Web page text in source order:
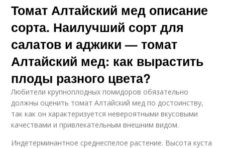
Томат Алтайский мед описание
сорта. Наилучший сорт для
салатов и аджики — томат
Алтайский мед: как вырастить
плоды разного цвета?
Любители крупноплодных помидоров обязательно
должны оценить томат Алтайский мед по достоинству,
так как он характеризуется невероятными вкусовыми
качествами и привлекательным внешним видом.
Индетерминантное среднеспелое растение. Высота куста